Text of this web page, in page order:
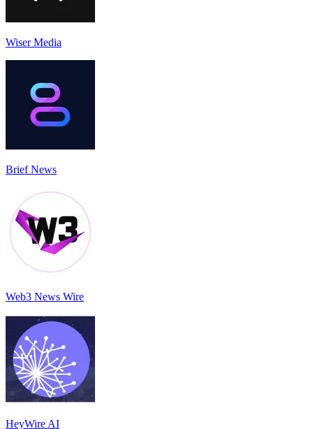
Wiser Media
Brief News
Web3 News Wire
HeyWire AI